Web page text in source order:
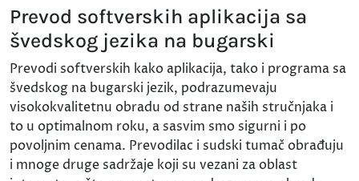
Prevod softverskih aplikacija sa
švedskog jezika na bugarski
Prevodi softverskih kako aplikacija, tako i programa sa
švedskog na bugarski jezik, podrazumevaju
visokokvalitetnu obradu od strane naših stručnjaka i
to u optimalnom roku, a sasvim smo sigurni i po
povoljnim cenama. Prevodilac i sudski tumač obrađuju
i mnoge druge sadržaje koji su vezani za oblast